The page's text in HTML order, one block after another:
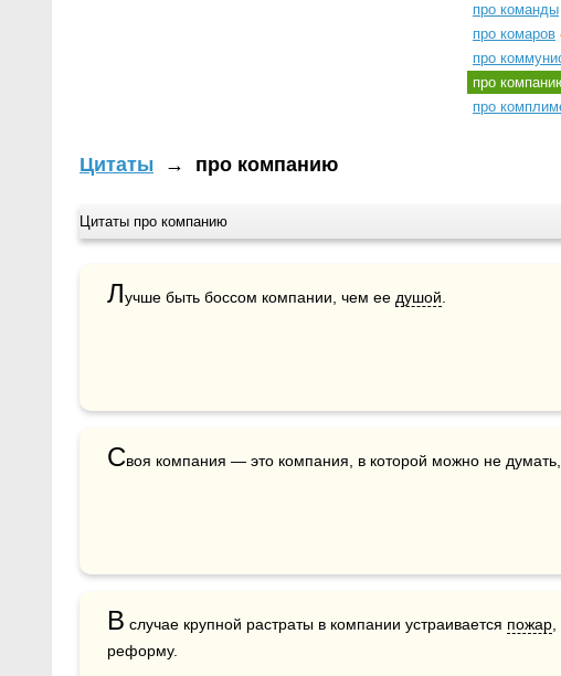
про команды
про комаров
про
про
про
Цитаты → про компанию
Цитаты про компанию
Лучше быть боссом компании, чем ее душой
Своя компания — это компания, в которой можно не думать,
В случае крупной растраты в компании устраивается пожар
реформу.